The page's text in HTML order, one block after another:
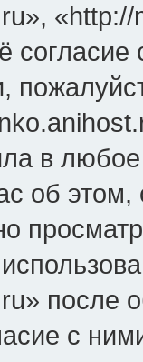
в
об
после
с